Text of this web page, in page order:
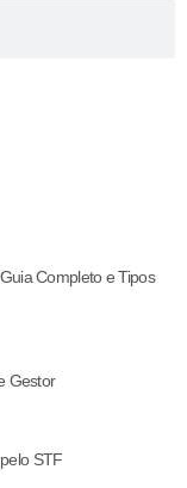
Completo e Tipos
Gestor
STF